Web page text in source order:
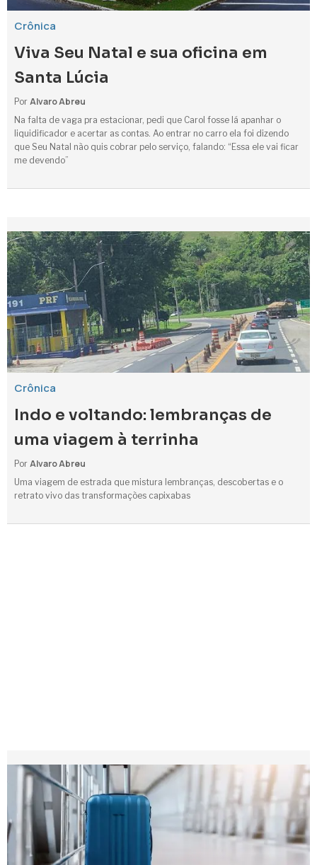
Crônica
Viva Seu Natal e sua oficina em
Santa Lúcia
Por Alvaro Abreu
Na falta de vaga pra estacionar, pedi que Carol fosse lá apanhar o
liquidificador e acertar as contas. Ao entrar no carro ela foi dizendo
que Seu Natal não quis cobrar pelo serviço, falando: “Essa ele vai ficar
me devendo”
Crônica
Indo e voltando: lembranças de
uma viagem à terrinha
Por Alvaro Abreu
Uma viagem de estrada que mistura lembranças, descobertas e o
retrato vivo das transformações capixabas